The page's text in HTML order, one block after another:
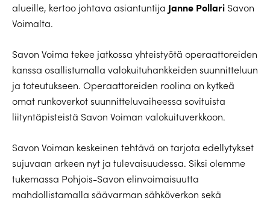
alueille, kertoo johtava asiantuntija Janne Pollari Savon
Voimalta.
Savon Voima tekee jatkossa yhteistyötä operaattoreiden
kanssa osallistumalla valokuituhankkeiden suunnitteluun
ja toteutukseen. Operaattoreiden roolina on kytkeä
omat runkoverkot suunnitteluvaiheessa sovituista
liityntäpisteistä Savon Voiman valokuituverkkoon.
Savon Voiman keskeinen tehtävä on tarjota edellytykset
sujuvaan arkeen nyt ja tulevaisuudessa. Siksi olemme
tukemassa Pohjois-Savon elinvoimaisuutta
mahdollistamalla säävarman sähköverkon sekä